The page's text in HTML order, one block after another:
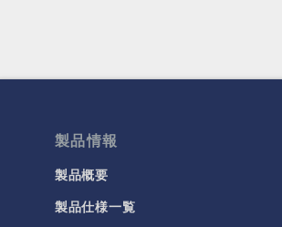
製品情報
製品概要
製品仕様一覧